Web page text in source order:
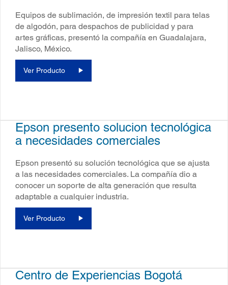
Equipos de sublimación, de impresión textil para telas
de algodón, para despachos de publicidad y para
artes gráficas, presentó la compañía en Guadalajara,
Jalisco, México.
Ver Producto
Epson presento solucion tecnológica
a necesidades comerciales
Epson presentó su solución tecnológica que se ajusta
a las necesidades comerciales. La compañía dio a
conocer un soporte de alta generación que resulta
adaptable a cualquier industria.
Ver Producto
Centro de Experiencias Bogotá